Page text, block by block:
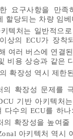
요구사항을 만
할당되는 차량 임
텍처는 일반적으
상의 ECU가 장착
여러 버스에 연결
비용 상승과 같은
확장성 역시 제한
확장성 문제를
기반 아키텍처
다수의 ECU를 하
의 확장성을 높여줄
아키텍처 역시